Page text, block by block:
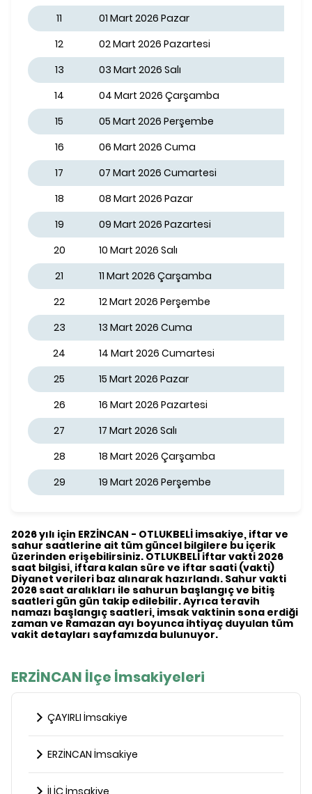
11
01 Mart 2026 Pazar
12
02 Mart 2026 Pazartesi
13
03 Mart 2026 Salı
14
04 Mart 2026 Çarşamba
15
05 Mart 2026 Perşembe
16
06 Mart 2026 Cuma
17
07 Mart 2026 Cumartesi
18
08 Mart 2026 Pazar
19
09 Mart 2026 Pazartesi
20
10 Mart 2026 Salı
21
11 Mart 2026 Çarşamba
22
12 Mart 2026 Perşembe
23
13 Mart 2026 Cuma
24
14 Mart 2026 Cumartesi
25
15 Mart 2026 Pazar
26
16 Mart 2026 Pazartesi
27
17 Mart 2026 Salı
28
18 Mart 2026 Çarşamba
29
19 Mart 2026 Perşembe
2026 yılı için ERZİNCAN - OTLUKBELİ imsakiye, iftar ve
sahur saatlerine ait tüm güncel bilgilere bu içerik
üzerinden erişebilirsiniz. OTLUKBELİ iftar vakti 2026
saat bilgisi, iftara kalan süre ve iftar saati (vakti)
Diyanet verileri baz alınarak hazırlandı. Sahur vakti
2026 saat aralıkları ile sahurun başlangıç ve bitiş
saatleri gün gün takip edilebilir. Ayrıca teravih
namazı başlangıç saatleri, imsak vaktinin sona erdiği
zaman ve Ramazan ayı boyunca ihtiyaç duyulan tüm
vakit detayları sayfamızda bulunuyor.
ERZİNCAN İlçe İmsakiyeleri
ÇAYIRLI İmsakiye
ERZİNCAN İmsakiye
İLİÇ İmsakiye